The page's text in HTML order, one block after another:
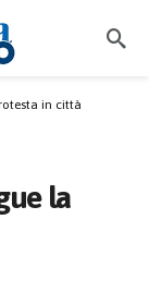
in città
la